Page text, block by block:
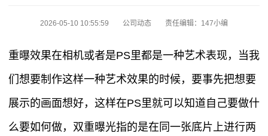
2026-05-10 10:55:59 公司动态 责任编辑：147小编
重曝效果在相机或者是PS里都是一种艺术表现，当我
们想要制作这样一种艺术效果的时候，要事先把想要
展示的画面想好，这样在PS里就可以知道自己要做什
么要如何做，双重曝光指的是在同一张底片上进行两